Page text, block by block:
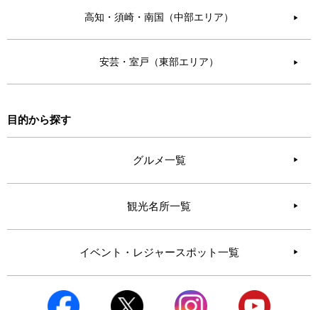
高知・須崎・南国（中部エリア） ▶︎
安芸・室戸（東部エリア） ▶︎
目的から探す
グルメ一覧
観光名所一覧
イベント・レジャースポット一覧